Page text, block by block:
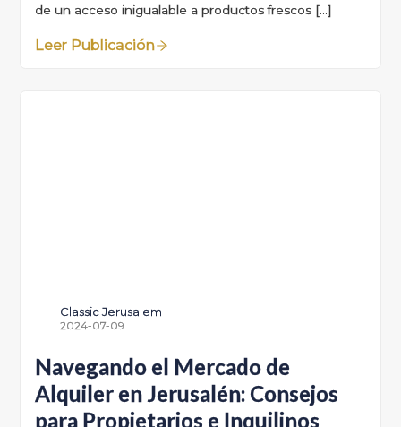
de un acceso inigualable a productos frescos […]
Leer Publicación
Classic Jerusalem
2024-07-09
Navegando el Mercado de
Alquiler en Jerusalén: Consejos
para Propietarios e Inquilinos